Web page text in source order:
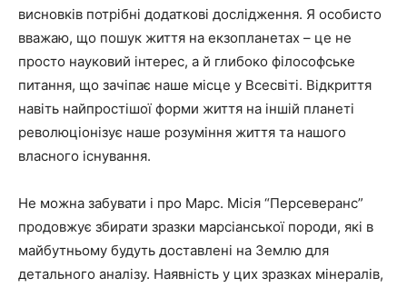
висновків потрібні додаткові дослідження. Я особисто
вважаю, що пошук життя на екзопланетах – це не
просто науковий інтерес, а й глибоко філософське
питання, що зачіпає наше місце у Всесвіті. Відкриття
навіть найпростішої форми життя на іншій планеті
революціонізує наше розуміння життя та нашого
власного існування.
Не можна забувати і про Марс. Місія “Персеверанс”
продовжує збирати зразки марсіанської породи, які в
майбутньому будуть доставлені на Землю для
детального аналізу. Наявність у цих зразках мінералів,